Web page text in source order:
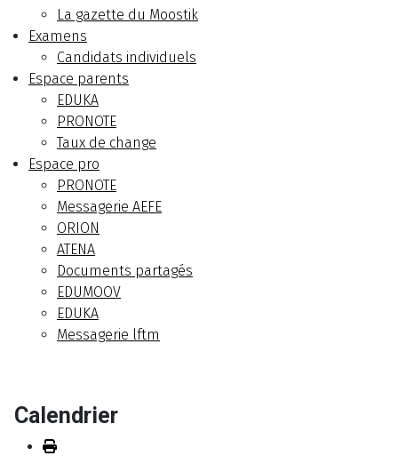
La gazette du Moostik
Examens
Candidats individuels
Espace parents
EDUKA
PRONOTE
Taux de change
Espace pro
PRONOTE
Messagerie AEFE
ORION
ATENA
Documents partagés
EDUMOOV
EDUKA
Messagerie lftm
Calendrier